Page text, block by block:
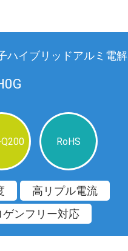
ハイブリッドアルミ電
RoHS
高リプル電流
ゲンフリー対応